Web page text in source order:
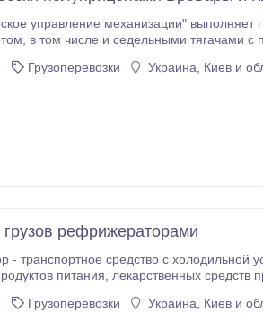
управление механизации" выполняет
до 20
до 13 м.
Грузоперевозки Украина, Киев и
грузов рефрижераторами
средство с холодильной установкой, которое предназначается для
при искусственном охлаждении, в определенном температурном
Грузоперевозки Украина, Киев и